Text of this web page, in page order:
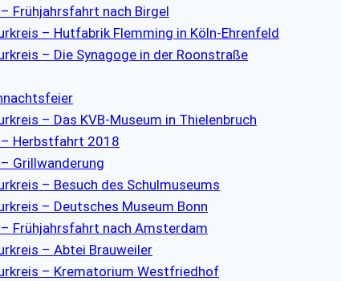
– Frühjahrsfahrt nach Birgel
– Hutfabrik Flemming in Köln-Ehrenfeld
– Die Synagoge in der Roonstraße
– Das KVB-Museum in Thielenbruch
– Herbstfahrt 2018
– Grillwanderung
– Besuch des Schulmuseums
– Deutsches Museum Bonn
– Frühjahrsfahrt nach Amsterdam
– Abtei Brauweiler
– Krematorium Westfriedhof